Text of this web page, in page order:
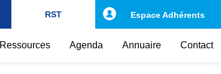
RST
Ressources Agenda Annuaire Contact
Espace Adhérents